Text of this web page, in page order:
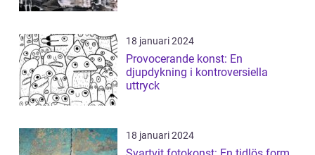
18 januari 2024
Provocerande konst: En
djupdykning i kontroversiella
uttryck
18 januari 2024